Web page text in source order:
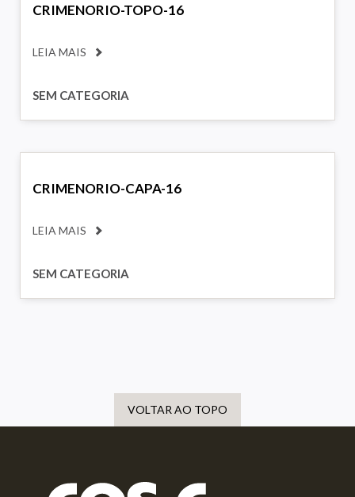
CRIMENORIO-TOPO-16
LEIA MAIS
SEM CATEGORIA
CRIMENORIO-CAPA-16
LEIA MAIS
SEM CATEGORIA
VOLTAR AO TOPO